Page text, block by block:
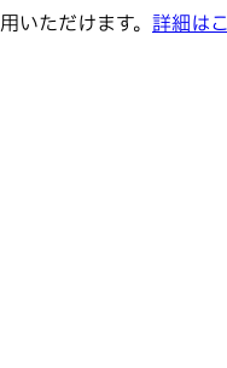
ただけます。 詳細は